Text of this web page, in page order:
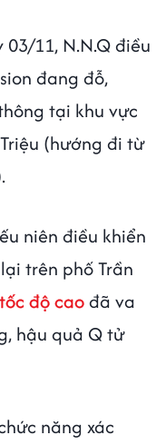
11, N.N.Q điều
đang đỗ,
tại khu vực
(hướng đi từ
niên điều khiển
trên phố Trần
tốc độ caođã va
hậu quả Q tử
năng xác